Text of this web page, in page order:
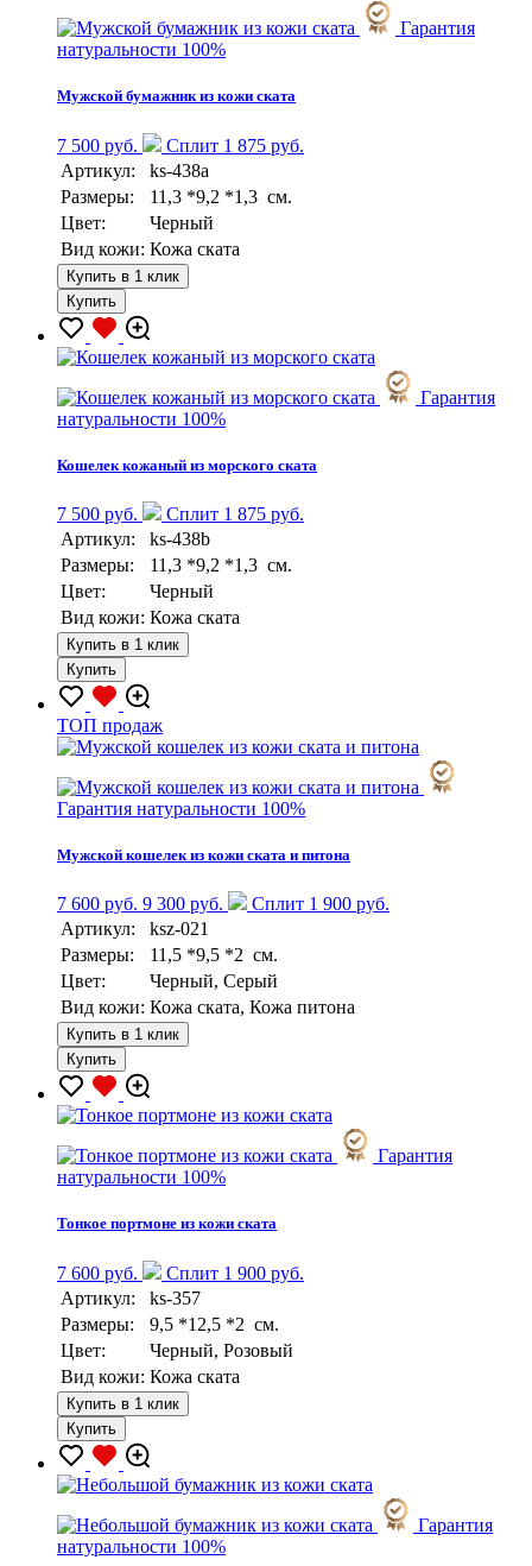
Гарантия
натуральности 100%
Мужской бумажник из кожи ската
7 500 руб.
Сплит 1 875 руб.
Артикул:
ks-438a
Размеры:
11,3 *9,2 *1,3 см.
Цвет:
Черный
Вид кожи: Кожа ската
Купить в 1 клик
Купить
Гарантия
натуральности 100%
Кошелек кожаный из морского ската
7 500 руб.
Сплит 1 875 руб.
Артикул:
ks-438b
Размеры:
11,3 *9,2 *1,3 см.
Цвет:
Черный
Вид кожи: Кожа ската
Купить в 1 клик
Купить
TOП продаж
Гарантия натуральности 100%
Мужской кошелек из кожи ската и питона
7 600 руб. 9 300 руб.
Сплит 1 900 руб.
Артикул:
ksz-021
Размеры:
11,5 *9,5 *2 см.
Цвет:
Черный, Серый
Вид кожи: Кожа ската, Кожа питона
Купить в 1 клик
Купить
Гарантия
натуральности 100%
Тонкое портмоне из кожи ската
7 600 руб.
Сплит 1 900 руб.
Артикул:
ks-357
Размеры:
9,5 *12,5 *2 см.
Цвет:
Черный, Розовый
Вид кожи: Кожа ската
Купить в 1 клик
Купить
Гарантия
натуральности 100%